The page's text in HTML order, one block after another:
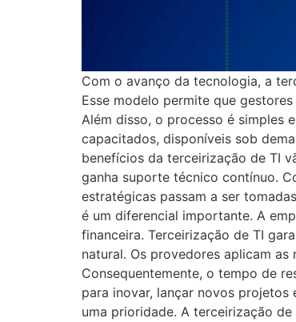
Com o avanço da tecnologia, a
Esse modelo permite que
Além disso, o processo é simples
capacitados, disponíveis sob
benefícios da terceirização de TI
ganha suporte técnico contínuo.
estratégicas passam a ser
é um diferencial importante. A
financeira. Terceirização de TI
natural. Os provedores aplicam
Consequentemente, o tempo de
para inovar, lançar novos projetos
uma prioridade. A terceirização